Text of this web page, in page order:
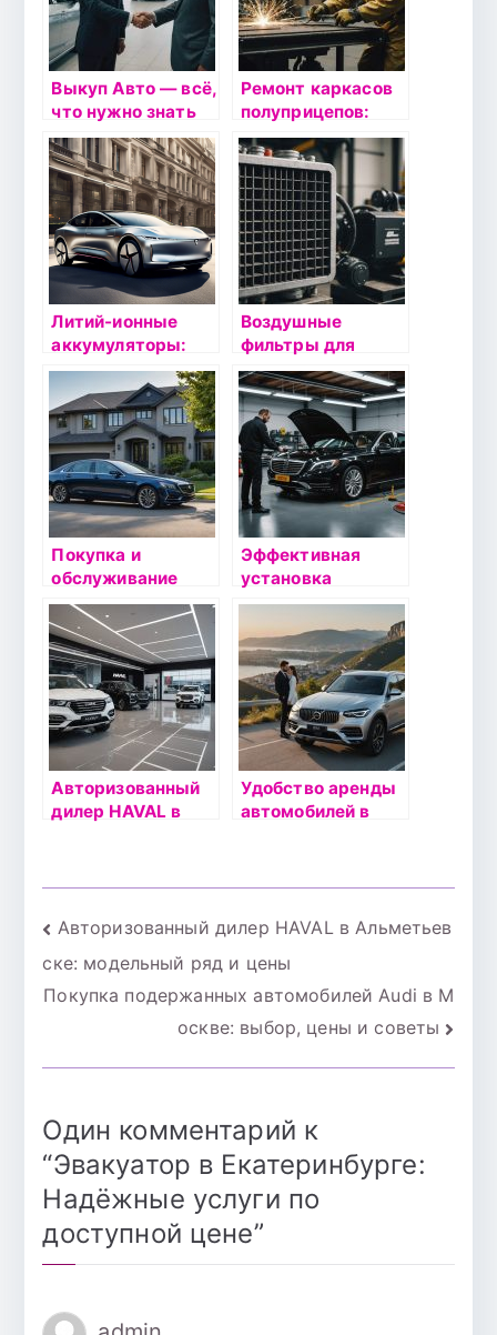
Выкуп Авто — всё,
что нужно знать
Ремонт каркасов
полуприцепов:
особенности,
этапы и важные
моменты
Литий-ионные
аккумуляторы:
достоинства и
недостатки для
автомобилей
Воздушные
фильтры для
компрессоров:
Что нужно знать
перед покупкой
Покупка и
обслуживание
автомобилей:
велосипед вашего
завтра
Эффективная
установка
автомобильной
сигнализации в
СПб:
оптимальные
решения для
безопасности
вашего
автомобиля
Авторизованный
дилер HAVAL в
Удобство аренды
автомобилей в
Навигация
по
записям
Авторизованный дилер HAVAL в Альметьев
ске: модельный ряд и цены
Покупка подержанных автомобилей Audi в М
оскве: выбор, цены и советы
Один комментарий к
“Эвакуатор в Екатеринбурге:
Надёжные услуги по
доступной цене”